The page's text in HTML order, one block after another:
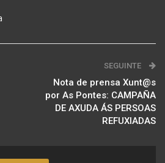
SEGUINTE
Nota de prensa Xunt@s
por As Pontes: CAMPAÑA
DE AXUDA ÁS PERSOAS
REFUXIADAS